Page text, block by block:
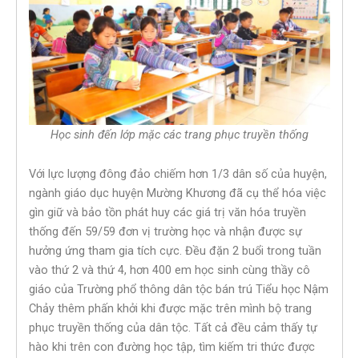
Học sinh đến lớp mặc các trang phục truyền thống
Với lực lượng đông đảo chiếm hơn 1/3 dân số của huyện,
ngành giáo dục huyện Mường Khương đã cụ thể hóa việc
gìn giữ và bảo tồn phát huy các giá trị văn hóa truyền
thống đến 59/59 đơn vị trường học và nhận được sự
hưởng ứng tham gia tích cực. Đều đặn 2 buổi trong tuần
vào thứ 2 và thứ 4, hơn 400 em học sinh cùng thầy cô
giáo của Trường phổ thông dân tộc bán trú Tiểu học Nậm
Chảy thêm phấn khởi khi được mặc trên mình bộ trang
phục truyền thống của dân tộc. Tất cả đều cảm thấy tự
hào khi trên con đường học tập, tìm kiếm tri thức được